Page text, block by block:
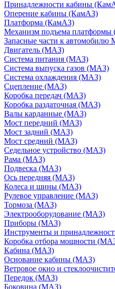
Принадлежности кабины
Оперение кабины (КамАЗ)
Платформа (КамАЗ)
Механизм подъема
Запасные части к автомобилю
Двигатель (МАЗ)
Система питания (МАЗ)
Система выпуска газов (МАЗ)
Система охлаждения (МАЗ)
Сцепление (МАЗ)
Коробка передач (МАЗ)
Коробка раздаточная (МАЗ)
Валы карданные (МАЗ)
Мост передний (МАЗ)
Мост задний (МАЗ)
Мост средний (МАЗ)
Седельное устройство (МАЗ)
Рама (МАЗ)
Подвеска (МАЗ)
Ось передняя (МАЗ)
Колеса и шины (МАЗ)
Рулевое управление (МАЗ)
Тормоза (МАЗ)
Электрооборудование (МАЗ)
Приборы (МАЗ)
Инструменты и
Коробка отбора мощности
Кабина (МАЗ)
Основание кабины (МАЗ)
Ветровое окно и
Передок (МАЗ)
Боковина (МАЗ)